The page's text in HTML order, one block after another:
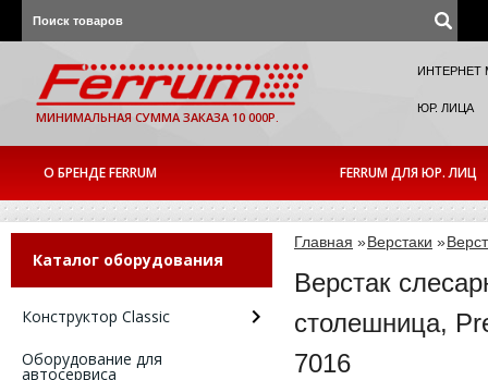
МИНИМАЛЬНАЯ СУММА ЗАКАЗА 10 000Р.
ИНТЕРНЕТ
ЮР. ЛИЦА
О БРЕНДЕ FERRUM FERRUM ДЛЯ ЮР. ЛИЦ
Каталог оборудования
Конструктор Classic
Оборудование для
автосервиса
Главная »Верстаки »
Верстак
столешница,
7016